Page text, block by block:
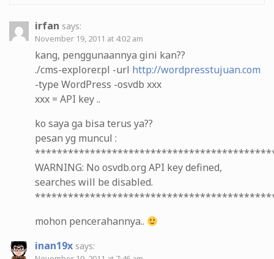
irfan says:
November 19, 2011 at 4:02 am
kang, penggunaannya gini kan??
./cms-explorer.pl -url http://wordpresstujuan.com
-type WordPress -osvdb xxx
xxx = API key ..
ko saya ga bisa terus ya??
pesan yg muncul :
WARNING: No osvdb.org API key defined,
searches will be disabled.
mohon pencerahannya..
inan19x says: